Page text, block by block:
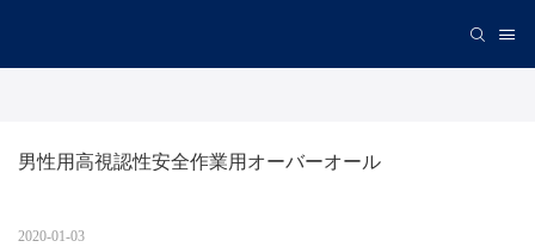
男性用高視認性安全作業用オーバーオール
2020-01-03